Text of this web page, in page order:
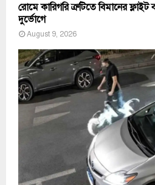
রোমে কারিগরি ত্রুটিতে বিমানের ফ্লাইট
দুর্ভোগে
August 9, 2026